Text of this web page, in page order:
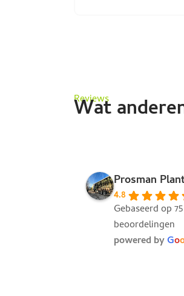
Reviews
Wat
Prosman
4.8
Gebaseerd op 75
beoordelingen
powered byGo
Wij hebben olijfwilg leibomen
besteld bij Prosman. Zeer
vriendelijke en nette levering
van de mooie bomen op een
leirek, we zijn er heel blij mee!